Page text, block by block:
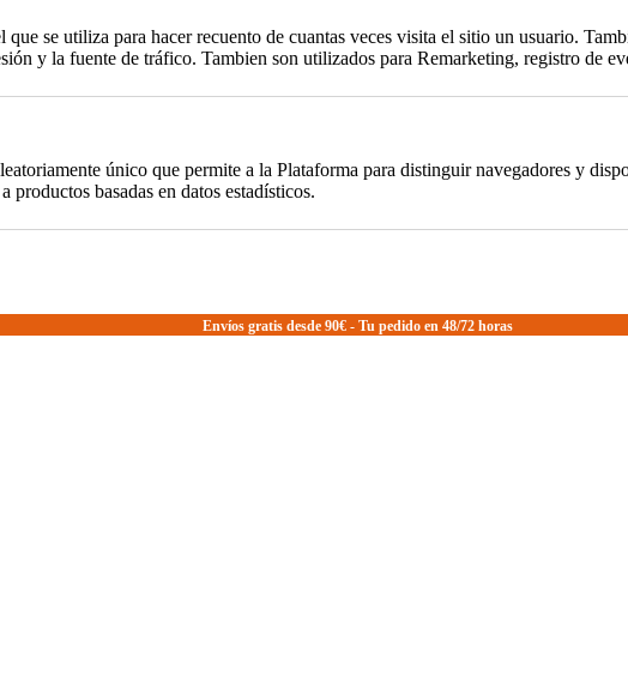
se utiliza para hacer recuento de cuantas veces visita el sitio un usuario.
y la fuente de tráfico. Tambien son utilizados para Remarketing, registro de
único que permite a la Plataforma para distinguir navegadores y
basadas en datos estadísticos.
Envíos gratis desde 90€ - Tu pedido en 48/72 horas